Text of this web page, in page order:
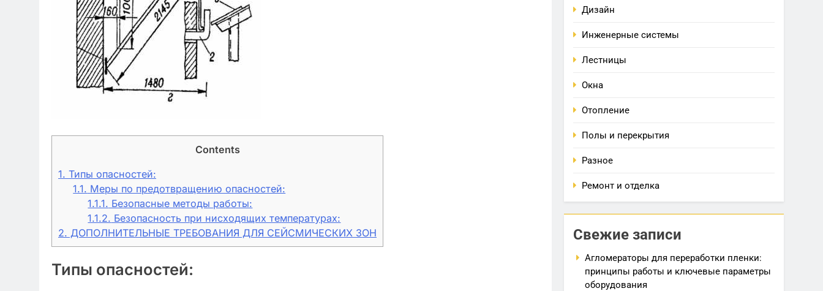
Contents
1. Типы опасностей:
1.1. Меры по предотвращению опасностей:
1.1.1. Безопасные методы работы:
1.1.2. Безопасность при нисходящих температурах:
2. ДОПОЛНИТЕЛЬНЫЕ ТРЕБОВАНИЯ ДЛЯ СЕЙСМИЧЕСКИХ ЗОН
Типы опасностей:
Дизайн
Инженерные системы
Лестницы
Окна
Отопление
Полы и перекрытия
Разное
Ремонт и отделка
Свежие записи
Агломераторы для переработки пленки:
принципы работы и ключевые параметры
оборудования